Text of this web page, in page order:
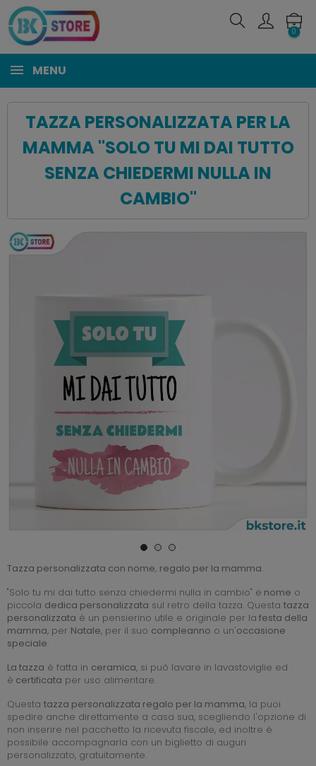
0
MENU
TAZZA PERSONALIZZATA PER LA
MAMMA "SOLO TU MI DAI TUTTO
SENZA CHIEDERMI NULLA IN
CAMBIO"
Tazza personalizzata con nome, regalo per la mamma.
"Solo tu mi dai tutto senza chiedermi nulla in cambio" e nome o
piccola dedica personalizzata sul retro della tazza. Questa tazza
personalizzata è un pensierino utile e originale per la festa della
mamma, per Natale, per il suo compleanno o un'occasione
speciale.
La tazza è fatta in ceramica, si può lavare in lavastoviglie ed
è certificata per uso alimentare.
Questa tazza personalizzata regalo per la mamma, la puoi
spedire anche direttamente a casa sua, scegliendo l'opzione di
non inserire nel pacchetto la ricevuta fiscale, ed inoltre è
possibile accompagnarla con un biglietto di auguri
personalizzato, gratuitamente.